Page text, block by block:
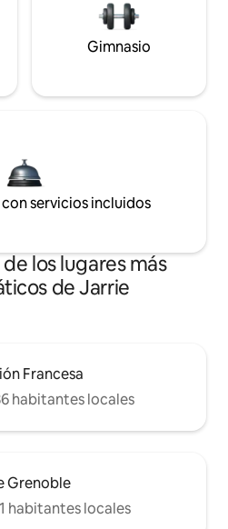
Gimnasio
servicios incluidos
los lugares más
de Jarrie
Francesa
habitantes locales
Grenoble
habitantes locales